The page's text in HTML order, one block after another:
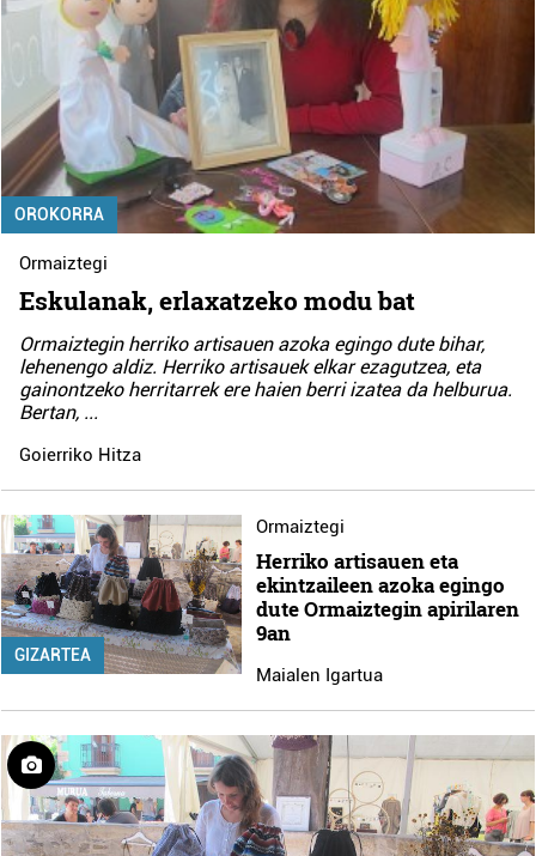
OROKORRA
Ormaiztegi
Eskulanak, erlaxatzeko modu bat
Ormaiztegin herriko artisauen azoka egingo dute bihar,
lehenengo aldiz. Herriko artisauek elkar ezagutzea, eta
gainontzeko herritarrek ere haien berri izatea da helburua.
Bertan, ...
Goierriko Hitza
GIZARTEA
Ormaiztegi
Herriko artisauen eta
ekintzaileen azoka egingo
dute Ormaiztegin apirilaren
9an
Maialen Igartua